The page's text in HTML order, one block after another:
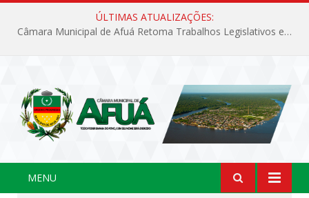
ÚLTIMAS ATUALIZAÇÕES:
Câmara Municipal de Afuá Retoma Trabalhos Legislativos em Sessão Ordinária
MENU